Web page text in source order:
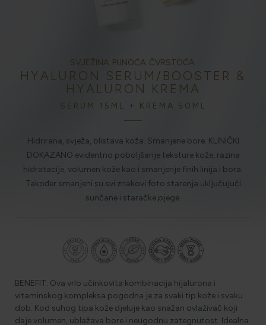
ZLATNI ELIKSIR MEDITERANA: ZAŠTO NAŠA KOŽA
OBOŽAVA SMILJE?
DANA NA PLAŽI?
NJEGA TIJELA NAKON SUNČANJA: ZAŠTO NE BISMO
TREBALI ZABORAVITI KOŽU ISPOD VRATA?
SVJEŽINA. PUNOĆA. ČVRSTOĆA.
HYALURON SERUM/BOOSTER &
HYALURON KREMA
SERUM 15ML + KREMA 50ML
Hidrirana, svježa, blistava koža. Smanjene bore. KLINIČKI
DOKAZANO evidentno poboljšanje teksture kože, razina
hidratacije, volumen kože kao i smanjenje finih linija i bora.
Također smanjeni su svi znakovi foto starenja uključujuči
sunčane i staračke pjege.
BENEFIT: Ova vrlo učinkovita kombinacija hijalurona i
vitaminskog kompleksa pogodna je za svaki tip kože i svaku
dob. Kod suhog tipa kože djeluje kao snažan ovlaživač koji
daje volumen, ublažava bore i neugodnu zategnutost. Idealna